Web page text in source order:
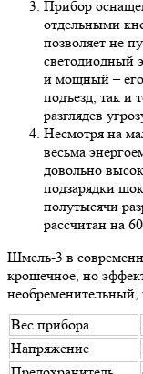
Прибор
отдельными
позволяет не
светодиодный
и мощный – его
подъезд, так и
разглядев
Несмотря на
весьма
довольно
подзарядки
полутысячи
рассчитан на
Шмель-3 в
крошечное, но
Вес прибора
Напряжение